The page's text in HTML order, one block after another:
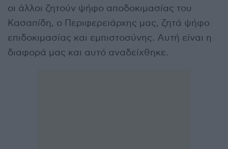
οι άλλοι ζητούν ψήφο αποδοκιμασίας του
Κασαπίδη, ο Περιφερειάρχης μας, ζητά ψήφο
επιδοκιμασίας και εμπιστοσύνης. Αυτή είναι η
διαφορά μας και αυτό αναδείχθηκε.